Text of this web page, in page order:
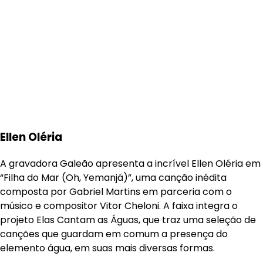
Ellen Oléria
A gravadora Galeão apresenta a incrível Ellen Oléria em
“Filha do Mar (Oh, Yemanjá)”, uma canção inédita
composta por Gabriel Martins em parceria com o
músico e compositor Vitor Cheloni. A faixa integra o
projeto Elas Cantam as Águas, que traz uma seleção de
canções que guardam em comum a presença do
elemento água, em suas mais diversas formas.